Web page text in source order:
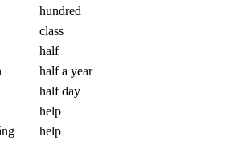
hundred
class
half
half a year
half day
help
help